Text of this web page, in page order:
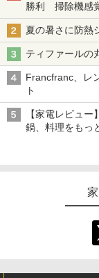
勝利 掃除機感
夏の暑さに防
ティファールの
Francfranc、レ
ト
【家電レビュ
鍋、料理をもっ